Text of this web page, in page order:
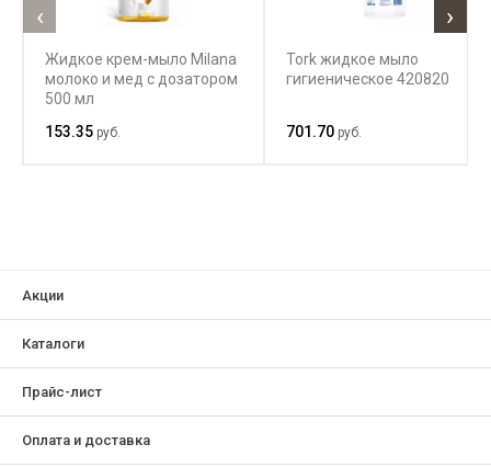
Жидкое крем-мыло Milana
молоко и мед с дозатором
500 мл
153.35 руб.
Tork жидкое мыло
гигиеническое 420820
701.70 руб.
‹ ›
Акции
Каталоги
Прайс-лист
Оплата и доставка